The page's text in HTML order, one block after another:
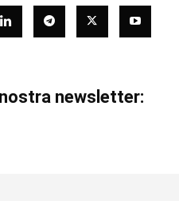
newsletter: